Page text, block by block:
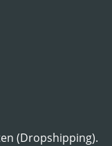
(Dropshipping).